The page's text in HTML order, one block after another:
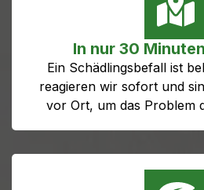
In nur 30
Ein Schädlingsbefall ist
reagieren wir sofort und
vor Ort, um das Problem